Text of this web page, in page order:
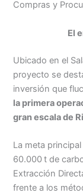
Compras y
El
Ubicado en el
proyecto se
inversión que
la primera
gran escala de
La meta
60.000 t de
Extracción
frente a los